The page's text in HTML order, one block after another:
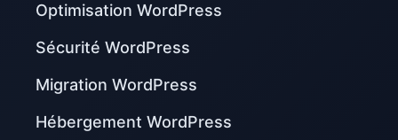
Optimisation WordPress
Sécurité WordPress
Migration WordPress
Hébergement WordPress